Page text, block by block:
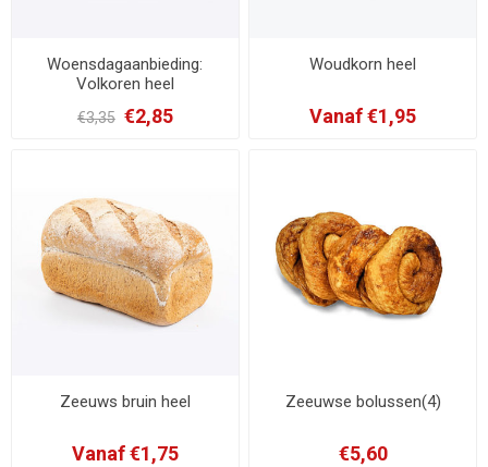
Woensdagaanbieding:
Volkoren heel
€3,35 €2,85
Woudkorn heel
Vanaf €1,95
Zeeuws bruin heel
Vanaf €1,75
Zeeuwse bolussen(4)
€5,60